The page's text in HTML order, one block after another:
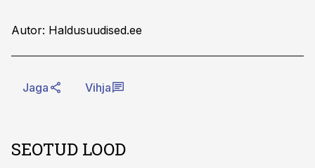
Autor: Haldusuudised.ee
Jaga Vihja
SEOTUD LOOD